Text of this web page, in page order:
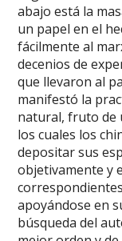
abajo está la
un papel en el
fácilmente al
decenios de
que llevaron al
manifestó la
natural, fruto de
los cuales los
depositar sus
objetivamente y
apoyándose en
búsqueda del